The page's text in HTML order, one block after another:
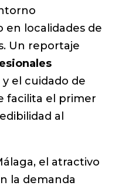
en localidades de
Un reportaje
el cuidado de
facilita el primer
al
el atractivo
la demanda